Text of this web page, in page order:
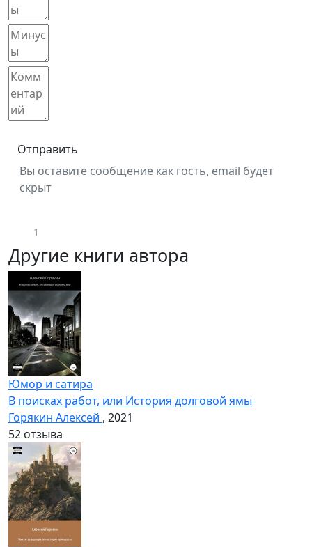
Отправить
Вы оставите сообщение как гость, email будет
скрыт
1
Другие книги автора
Юмор и сатира
В поисках работ, или История долговой ямы
Горякин Алексей , 2021
52 отзыва